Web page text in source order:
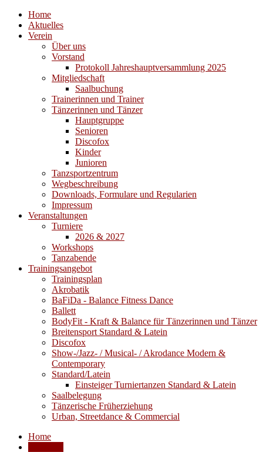
Home
Aktuelles
Verein
Über uns
Vorstand
Protokoll Jahreshauptversammlung 2025
Mitgliedschaft
Saalbuchung
Trainerinnen und Trainer
Tänzerinnen und Tänzer
Hauptgruppe
Senioren
Discofox
Kinder
Junioren
Tanzsportzentrum
Wegbeschreibung
Downloads, Formulare und Regularien
Impressum
Veranstaltungen
Turniere
2026 & 2027
Workshops
Tanzabende
Trainingsangebot
Trainingsplan
Akrobatik
BaFiDa - Balance Fitness Dance
Ballett
BodyFit - Kraft & Balance für Tänzerinnen und Tänzer
Breitensport Standard & Latein
Discofox
Show-/Jazz- / Musical- / Akrodance Modern &
Contemporary
Standard/Latein
Einsteiger Turniertanzen Standard & Latein
Saalbelegung
Tänzerische Früherziehung
Urban, Streetdance & Commercial
Home